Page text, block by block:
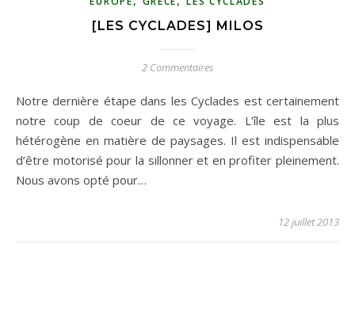
[LES CYCLADES] MILOS
2 Commentaires
Notre dernière étape dans les Cyclades est certainement
notre coup de coeur de ce voyage. L’île est la plus
hétérogène en matière de paysages. Il est indispensable
d’être motorisé pour la sillonner et en profiter pleinement.
Nous avons opté pour…
12 juillet 2013